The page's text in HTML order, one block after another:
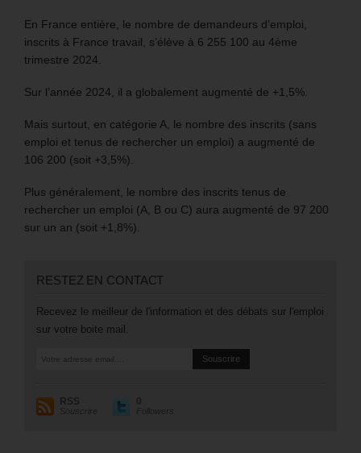
En France entière, le nombre de demandeurs d’emploi,
inscrits à France travail, s’élève à 6 255 100 au 4ème
trimestre 2024.
Sur l’année 2024, il a globalement augmenté de +1,5%.
Mais surtout, en catégorie A, le nombre des inscrits (sans
emploi et tenus de rechercher un emploi) a augmenté de
106 200 (soit +3,5%).
Plus généralement, le nombre des inscrits tenus de
rechercher un emploi (A, B ou C) aura augmenté de 97 200
sur un an (soit +1,8%).
RESTEZ EN CONTACT
Recevez le meilleur de l'information et des débats sur l'emploi
sur votre boite mail.
RSS
Souscrire
0
Followers